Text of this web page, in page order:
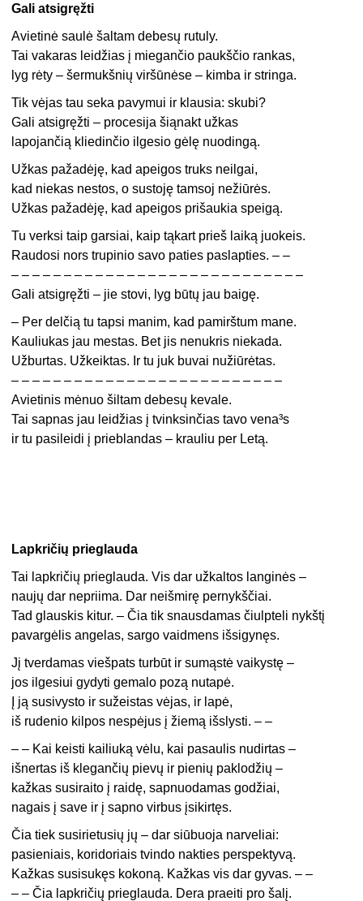
Gali atsigręžti
Avietinė saulė šaltam debesų rutuly.
Tai vakaras leidžias į miegančio paukščio rankas,
lyg rėty – šermukšnių viršūnėse – kimba ir stringa.
Tik vėjas tau seka pavymui ir klausia: skubi?
Gali atsigręžti – procesija šiąnakt užkas
lapojančią kliedinčio ilgesio gėlę nuodingą.
Užkas pažadėję, kad apeigos truks neilgai,
kad niekas nestos, o sustoję tamsoj nežiūrės.
Užkas pažadėję, kad apeigos prišaukia speigą.
Tu verksi taip garsiai, kaip tąkart prieš laiką juokeis.
Raudosi nors trupinio savo paties paslapties. – –
– – – – – – – – – – – – – – – – – – – – – – – – – – – –
Gali atsigręžti – jie stovi, lyg būtų jau baigę.
– Per delčią tu tapsi manim, kad pamirštum mane.
Kauliukas jau mestas. Bet jis nenukris niekada.
Užburtas. Užkeiktas. Ir tu juk buvai nužiūrėtas.
– – – – – – – – – – – – – – – – – – – – – – – – – –
Avietinis mėnuo šiltam debesų kevale.
Tai sapnas jau leidžias į tvinksinčias tavo vena³s
ir tu pasileidi į prieblandas – krauliu per Letą.
Lapkričių prieglauda
Tai lapkričių prieglauda. Vis dar užkaltos langinės –
naujų dar nepriima. Dar neišmirę pernykščiai.
Tad glauskis kitur. – Čia tik snausdamas čiulpteli nykštį
pavargėlis angelas, sargo vaidmens išsigynęs.
Jį tverdamas viešpats turbūt ir sumąstė vaikystę –
jos ilgesiui gydyti gemalo pozą nutapė.
Į ją susivysto ir sužeistas vėjas, ir lapė,
iš rudenio kilpos nespėjus į žiemą išslysti. – –
– – Kai keisti kailiuką vėlu, kai pasaulis nudirtas –
išnertas iš klegančių pievų ir pienių paklodžių –
kažkas susiraito į raidę, sapnuodamas godžiai,
nagais į save ir į sapno virbus įsikirtęs.
Čia tiek susirietusių jų – dar siūbuoja narveliai:
pasieniais, koridoriais tvindo nakties perspektyvą.
Kažkas susisukęs kokoną. Kažkas vis dar gyvas. – –
– – Čia lapkričių prieglauda. Dera praeiti pro šalį.